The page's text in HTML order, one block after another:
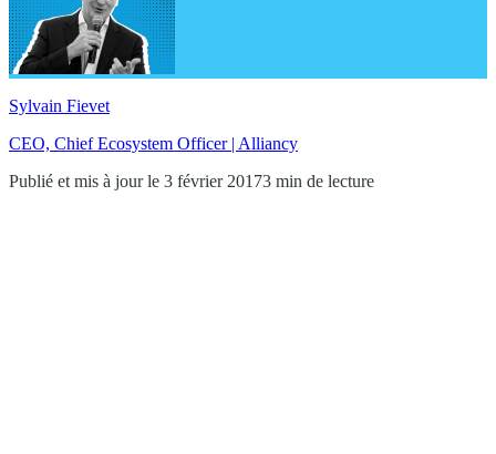
Sylvain Fievet
CEO, Chief Ecosystem Officer | Alliancy
Publié et mis à jour le 3 février 20173 min de lecture